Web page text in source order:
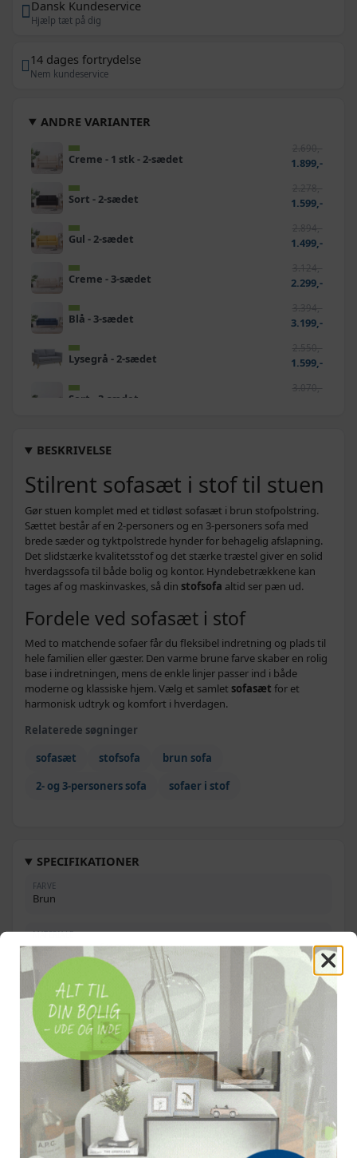
Dansk Kundeservice
Hjælp tæt på dig
14 dages fortrydelse
Nem kundeservice
BESKRIVELSE
Stilrent sofasæt i stof til stuen
Gør stuen komplet med et tidløst sofasæt i brun stofpolstring.
Sættet består af en 2-personers og en 3-personers sofa med
brede sæder og tyktpolstrede hynder for behagelig afslapning.
Det slidstærke kvalitetsstof og det stærke træstel giver en solid
hverdagssofa til både bolig og kontor. Hyndebetrækkene kan
tages af og maskinvaskes, så din stofsofa altid ser pæn ud.
Fordele ved sofasæt i stof
Med to matchende sofaer får du fleksibel indretning og plads til
hele familien eller gæster. Den varme brune farve skaber en rolig
base i indretningen, mens de enkle linjer passer ind i både
moderne og klassiske hjem. Vælg et samlet sofasæt for et
harmonisk udtryk og komfort i hverdagen.
Relaterede søgninger
sofasæt
stofsofa
brun sofa
2- og 3-personers sofa
sofaer i stof
SPECIFIKATIONER
FARVE
Brun
MATERIALE
Træstel og stof (100 % polyester)
2-PERSONERS SOFA
116 × 70 × 73 cm (B × D × H)
SÆDEBREDDE, 2-PERSONERS
100 cm
168 × 70 × 73 cm (B × D × H)
SÆDEBREDDE, 3-PERSONERS
150 cm
ANDRE VARIANTER
Creme - 1 stk - 2-sædet
2.690,-
1.899,-
Sort - 2-sædet
2.278,-
1.599,-
Gul - 2-sædet
2.894,-
1.499,-
Creme - 3-sædet
3.124,-
2.299,-
Blå - 3-sædet
3.394,-
3.199,-
Lysegrå - 2-sædet
2.550,-
1.599,-
Sort - 3-sædet
3.070,-
Gul - 3-sædet 2.799,-
Mørkegrå - 2-sædet
2.682,-
1.219,-
Gråbrun - 2-sædet
3.024,-
1.799,-
2.249,-
Rød - 2-sædet 2.399,-
Lysegrå - 3-sædet
1.799,-
1.499,-
Mørkegrå - 3-sædet